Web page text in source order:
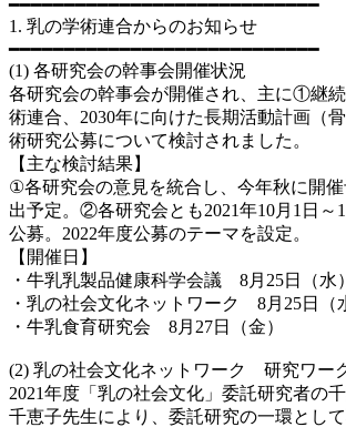
━━━━━━━━━━━━━━━━━━━━━━━━━━━━
1. 乳の学術連合からのお知らせ
━━━━━━━━━━━━━━━━━━━━━━━━━━━━
(1) 各研究会の幹事会開催状況
各研究会の幹事会が開催され、主に①継
術連合、2030年に向けた長期活動計画（
術研究公募について検討されました。
【主な検討結果】
①各研究会の意見を統合し、今年秋に開
出予定。②各研究会とも2021年10月1日～
公募。2022年度公募のテーマを設定。
【開催日】
・牛乳乳製品健康科学会議 8月25日（水）
・乳の社会文化ネットワーク 8月25日（
・牛乳食育研究会 8月27日（金）
(2) 乳の社会文化ネットワーク 研究ワー
2021年度「乳の社会文化」委託研究者の
千恵子先生により、委託研究の一環とし